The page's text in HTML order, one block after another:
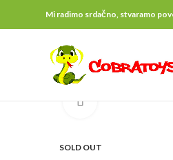
Mi radimo srdačno, stvaramo
SOLD OUT
Click to enlarge